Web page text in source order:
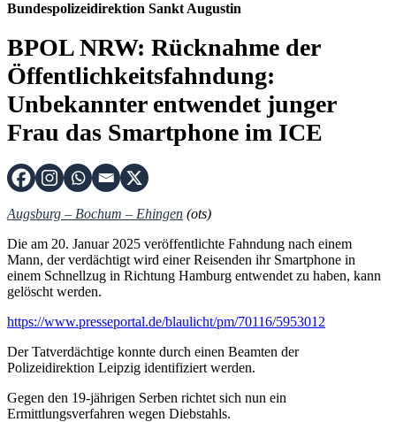
Bundespolizeidirektion Sankt Augustin
BPOL NRW: Rücknahme der
Öffentlichkeitsfahndung:
Unbekannter entwendet junger
Frau das Smartphone im ICE
Augsburg – Bochum – Ehingen (ots)
Die am 20. Januar 2025 veröffentlichte Fahndung nach einem
Mann, der verdächtigt wird einer Reisenden ihr Smartphone in
einem Schnellzug in Richtung Hamburg entwendet zu haben, kann
gelöscht werden.
https://www.presseportal.de/blaulicht/pm/70116/5953012
Der Tatverdächtige konnte durch einen Beamten der
Polizeidirektion Leipzig identifiziert werden.
Gegen den 19-jährigen Serben richtet sich nun ein
Ermittlungsverfahren wegen Diebstahls.